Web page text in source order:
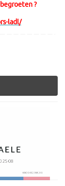
?
ladl/